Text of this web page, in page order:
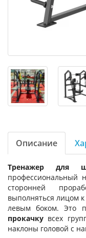
Описание
Тренажер для
профессиональный
сторонней
выполняться лицом
левым боком. Это
прокачку всех
наклоны головой с